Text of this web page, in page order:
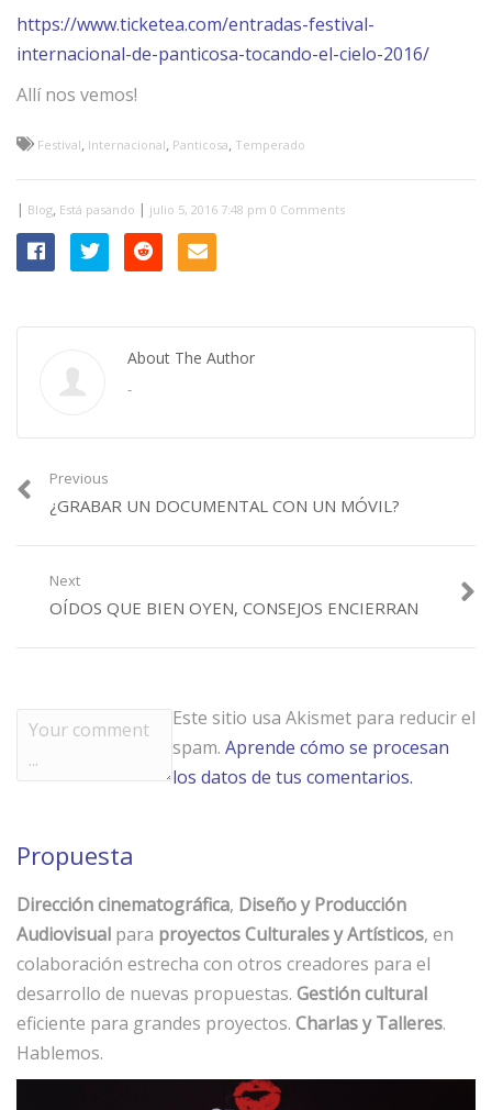
https://www.ticketea.com/entradas-festival-
internacional-de-panticosa-tocando-el-cielo-2016/
Allí nos vemos!
Festival, Internacional, Panticosa, Temperado
| Blog, Está pasando | julio 5, 2016 7:48 pm 0 Comments
About The Author
-
Previous
¿GRABAR UN DOCUMENTAL CON UN MÓVIL?
Next
OÍDOS QUE BIEN OYEN, CONSEJOS ENCIERRAN
Este sitio usa Akismet para reducir el
spam. Aprende cómo se procesan
los datos de tus comentarios.
Propuesta
Dirección cinematográfica, Diseño y Producción
Audiovisual para proyectos Culturales y Artísticos, en
colaboración estrecha con otros creadores para el
desarrollo de nuevas propuestas. Gestión cultural
eficiente para grandes proyectos. Charlas y Talleres.
Hablemos.